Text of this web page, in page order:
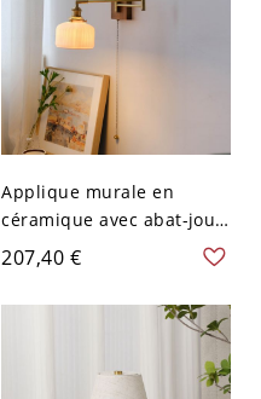
Applique murale en
céramique avec abat-jour
en céramique, baril, 110V-
120V
207,40 €